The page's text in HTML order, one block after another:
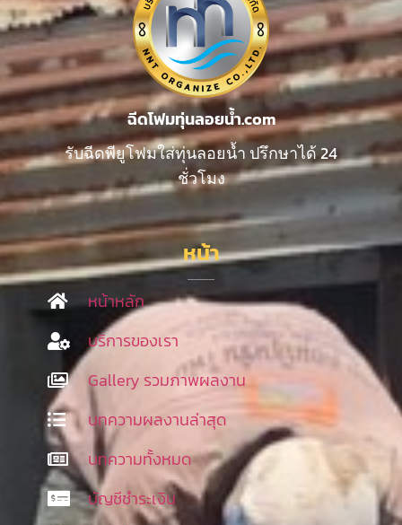
ฉีดโฟมทุ่นลอยน้ำ.com
รับฉีดพียูโฟมใส่ทุ่นลอยน้ำ ปรึกษาได้ 24
ชั่วโมง
หน้า
หน้าหลัก
บริการของเรา
Gallery รวมภาพผลงาน
บทความผลงานล่าสุด
บทความทั้งหมด
บัญชีชำระเงิน